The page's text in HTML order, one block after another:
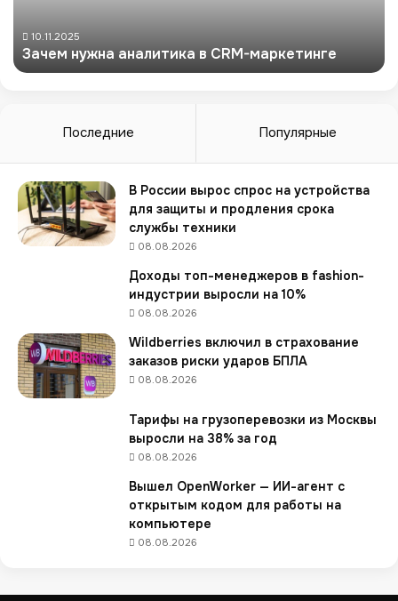
а
т
и
к
м
а
р
к
10.11.2025
Зачем нужна аналитика в CRM-маркетинге
Последние Популярные
В России вырос спрос на устройства
для защиты и продления срока
службы техники
08.08.2026
Доходы топ-менеджеров в fashion-
индустрии выросли на 10%
08.08.2026
Wildberries включил в страхование
заказов риски ударов БПЛА
08.08.2026
Тарифы на грузоперевозки из Москвы
выросли на 38% за год
08.08.2026
Вышел OpenWorker — ИИ-агент с
открытым кодом для работы на
компьютере
08.08.2026